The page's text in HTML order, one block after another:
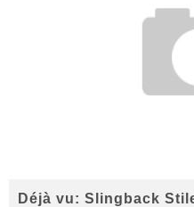
Déjà vu: Slingback